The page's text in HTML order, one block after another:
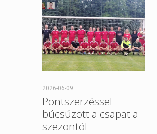
2026-06-09
Pontszerzéssel
búcsúzott a csapat a
szezontól